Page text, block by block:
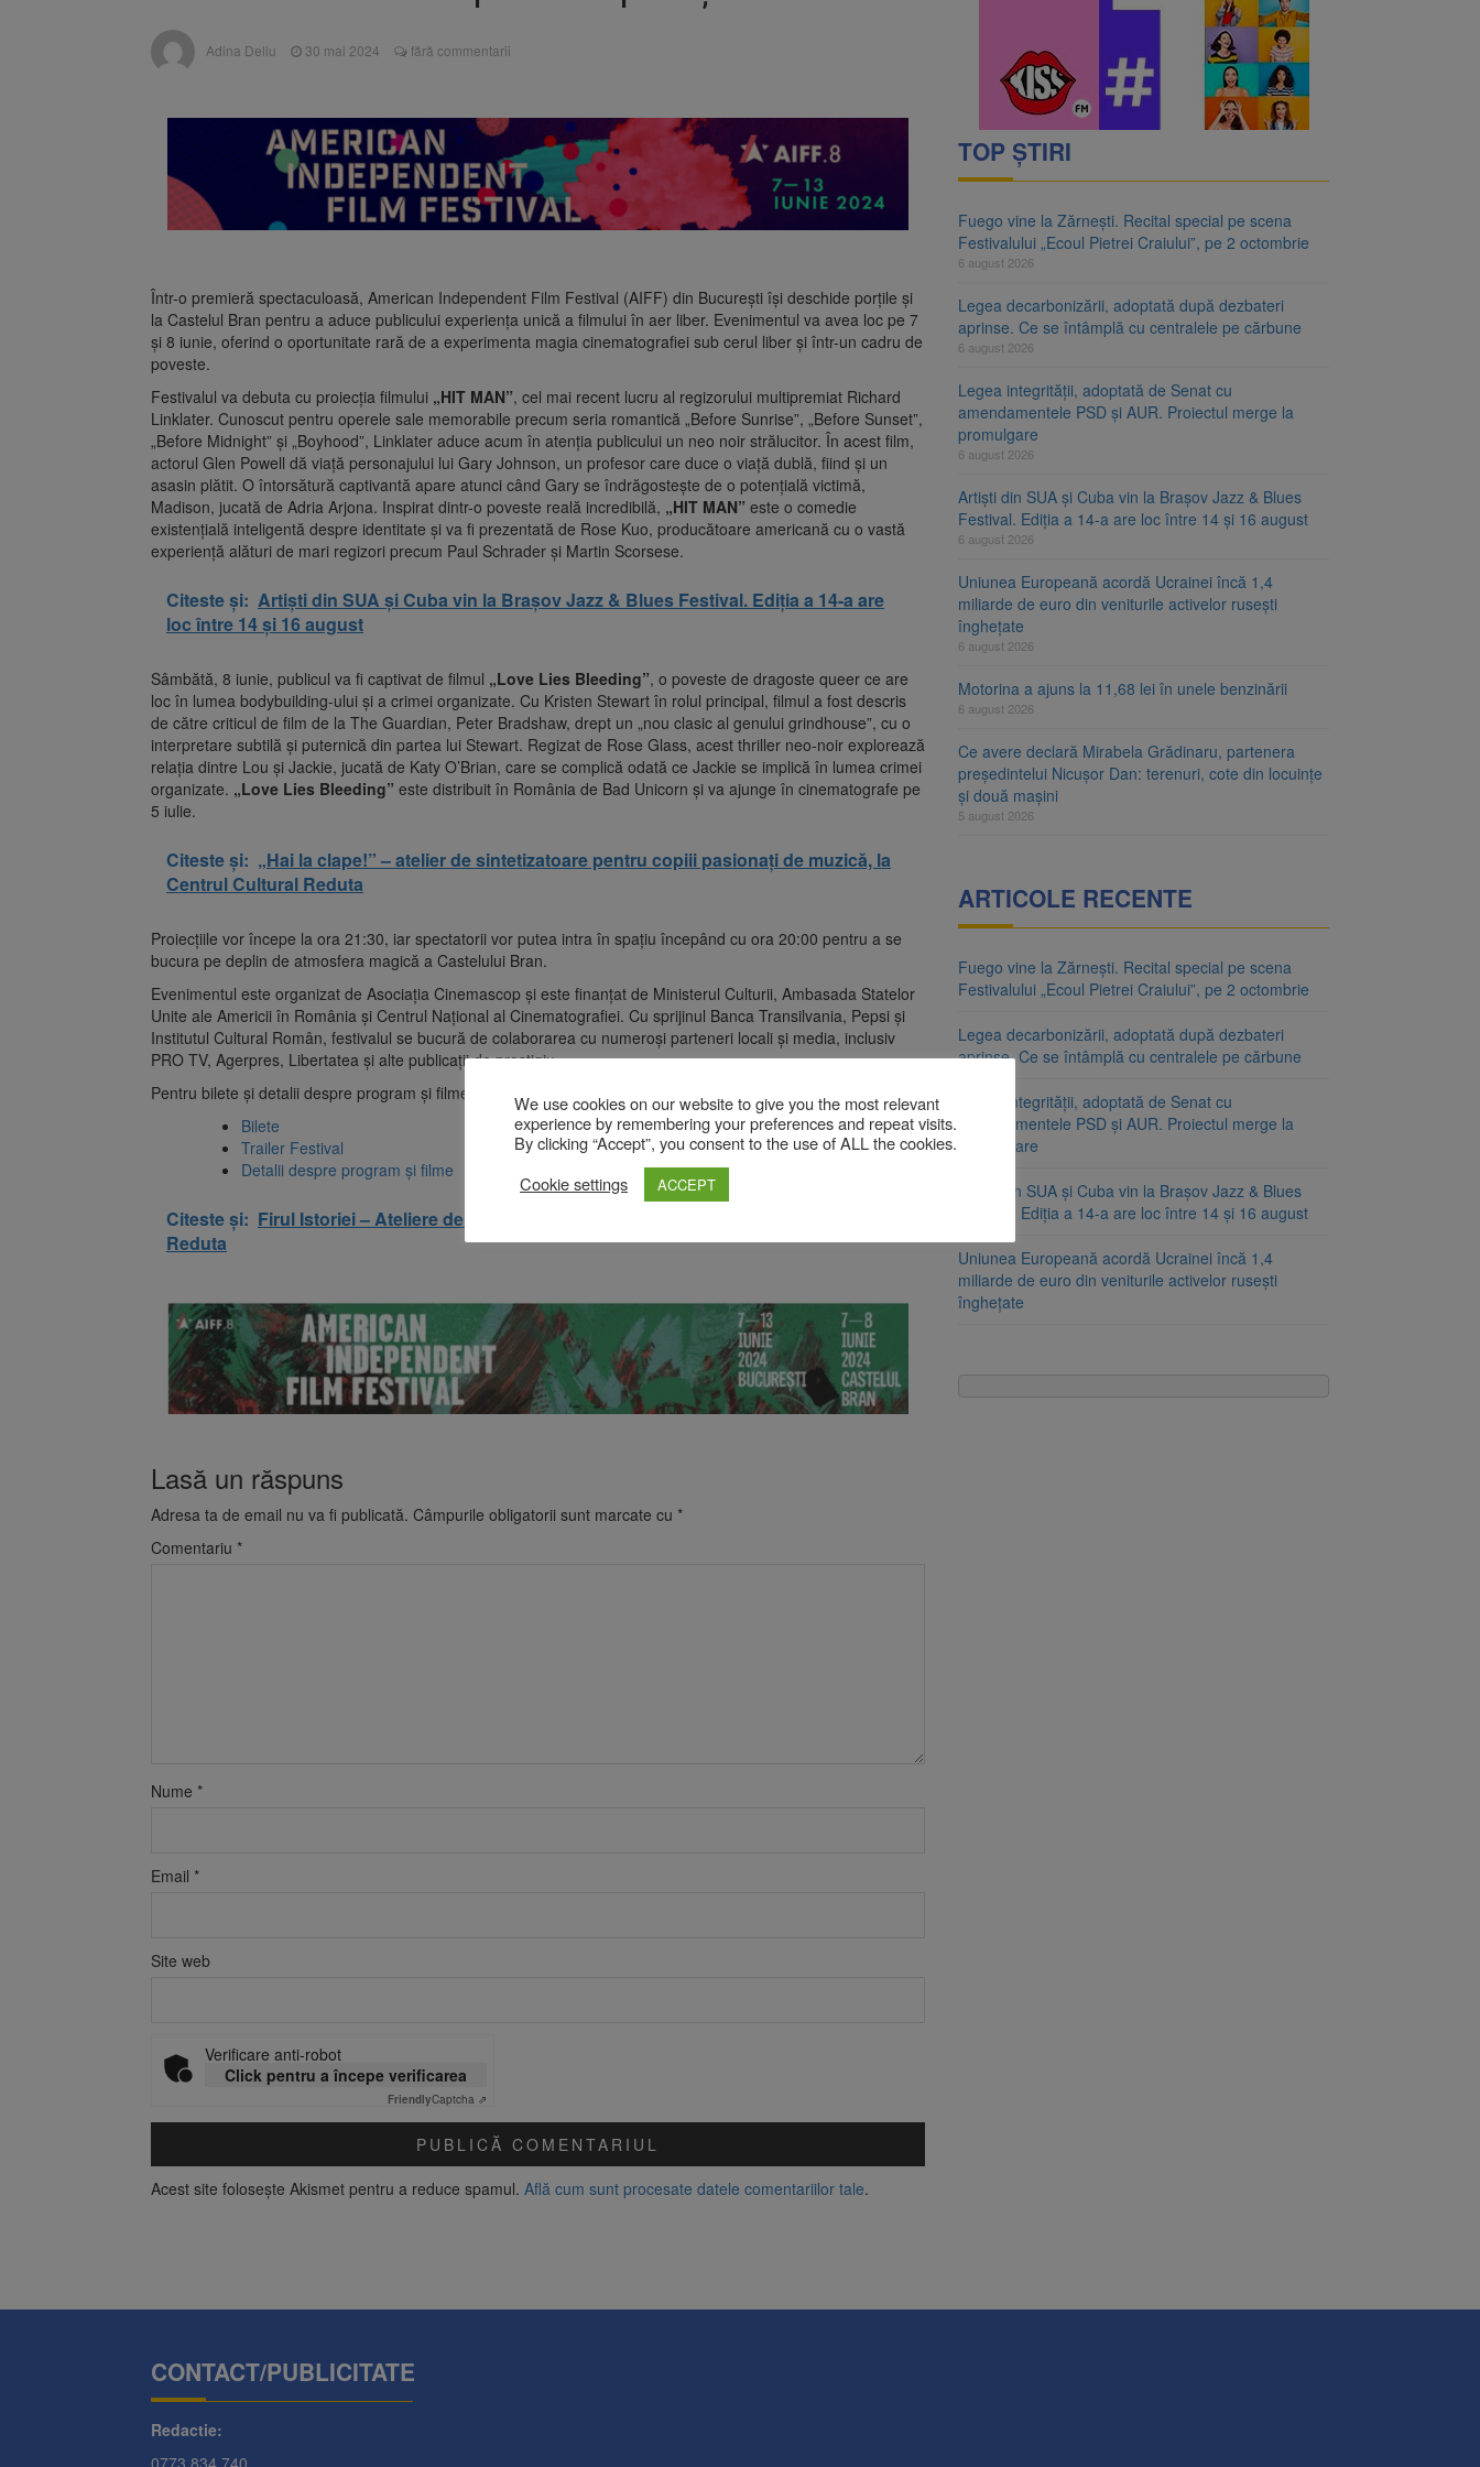
Adina Deliu 30 mai 2024 fără commentarii
Într-o premieră spectaculoasă, American Independent Film Festival (AIFF) din București își deschide porțile și
la Castelul Bran pentru a aduce publicului experiența unică a filmului în aer liber. Evenimentul va avea loc pe 7
și 8 iunie, oferind o oportunitate rară de a experimenta magia cinematografiei sub cerul liber și într-un cadru de
poveste.
Festivalul va debuta cu proiecția filmului „HIT MAN”, cel mai recent lucru al regizorului multipremiat Richard
Linklater. Cunoscut pentru operele sale memorabile precum seria romantică „Before Sunrise”, „Before Sunset”,
„Before Midnight” și „Boyhood”, Linklater aduce acum în atenția publicului un neo noir strălucitor. În acest film,
actorul Glen Powell dă viață personajului lui Gary Johnson, un profesor care duce o viață dublă, fiind și un
asasin plătit. O întorsătură captivantă apare atunci când Gary se îndrăgostește de o potențială victimă,
Madison, jucată de Adria Arjona. Inspirat dintr-o poveste reală incredibilă, „HIT MAN” este o comedie
existențială inteligentă despre identitate și va fi prezentată de Rose Kuo, producătoare americană cu o vastă
experiență alături de mari regizori precum Paul Schrader și Martin Scorsese.
Citeste și: Artiști din SUA și Cuba vin la Brașov Jazz & Blues Festival. Ediția a 14-a are
loc între 14 și 16 august
Sâmbătă, 8 iunie, publicul va fi captivat de filmul „Love Lies Bleeding”, o poveste de dragoste queer ce are
loc în lumea bodybuilding-ului și a crimei organizate. Cu Kristen Stewart în rolul principal, filmul a fost descris
de către criticul de film de la The Guardian, Peter Bradshaw, drept un „nou clasic al genului grindhouse”, cu o
interpretare subtilă și puternică din partea lui Stewart. Regizat de Rose Glass, acest thriller neo-noir explorează
relația dintre Lou și Jackie, jucată de Katy O’Brian, care se complică odată ce Jackie se implică în lumea crimei
organizate. „Love Lies Bleeding” este distribuit în România de Bad Unicorn și va ajunge în cinematografe pe
5 iulie.
Citeste și: „Hai la clape!” – atelier de sintetizatoare pentru copiii pasionați de muzică, la
Centrul Cultural Reduta
Proiecțiile vor începe la ora 21:30, iar spectatorii vor putea intra în spațiu începând cu ora 20:00 pentru a se
bucura pe deplin de atmosfera magică a Castelului Bran.
Evenimentul este organizat de Asociația Cinemascop și este finanțat de Ministerul Culturii, Ambasada Statelor
Unite ale Americii în România și Centrul Național al Cinematografiei. Cu sprijinul Banca Transilvania, Pepsi și
Institutul Cultural Român, festivalul se bucură de colaborarea cu numeroși parteneri locali și media, inclusiv
PRO TV, Agerpres, Libertatea și alte publicații de prestigiu.
Pentru bilete și detalii despre program și filme, puteți accesa link-urile de mai jos:
Bilete
Trailer Festival
Detalii despre program și filme
Citeste și: Firul Istoriei – Ateliere de împletituri în tehnici medievale la Centrul Cultural
Reduta
Lasă un răspuns
Adresa ta de email nu va fi publicată. Câmpurile obligatorii sunt marcate cu *
Comentariu *
Nume *
Email *
Site web
Verificare anti-robot
Click pentru a începe verificarea
FriendlyCaptcha ⇗
Acest site folosește Akismet pentru a reduce spamul. Află cum sunt procesate datele comentariilor tale.
TOP ȘTIRI
Fuego vine la Zărnești. Recital special pe scena
Festivalului „Ecoul Pietrei Craiului”, pe 2 octombrie
6 august 2026
Legea decarbonizării, adoptată după dezbateri
aprinse. Ce se întâmplă cu centralele pe cărbune
6 august 2026
Legea integrității, adoptată de Senat cu
amendamentele PSD și AUR. Proiectul merge la
promulgare
6 august 2026
Artiști din SUA și Cuba vin la Brașov Jazz & Blues
Festival. Ediția a 14-a are loc între 14 și 16 august
6 august 2026
Uniunea Europeană acordă Ucrainei încă 1,4
miliarde de euro din veniturile activelor rusești
înghețate
6 august 2026
Motorina a ajuns la 11,68 lei în unele benzinării
6 august 2026
Ce avere declară Mirabela Grădinaru, partenera
președintelui Nicușor Dan: terenuri, cote din locuințe
și două mașini
5 august 2026
ARTICOLE RECENTE
Fuego vine la Zărnești. Recital special pe scena
Festivalului „Ecoul Pietrei Craiului”, pe 2 octombrie
Legea decarbonizării, adoptată după dezbateri
aprinse. Ce se întâmplă cu centralele pe cărbune
Legea integrității, adoptată de Senat cu
amendamentele PSD și AUR. Proiectul merge la
promulgare
Artiști din SUA și Cuba vin la Brașov Jazz & Blues
Festival. Ediția a 14-a are loc între 14 și 16 august
Uniunea Europeană acordă Ucrainei încă 1,4
miliarde de euro din veniturile activelor rusești
înghețate
CONTACT/PUBLICITATE
Redactie:
We use cookies on our website to give you the most relevant
experience by remembering your preferences and repeat visits.
By clicking “Accept”, you consent to the use of ALL the cookies.
Cookie settings
ACCEPT